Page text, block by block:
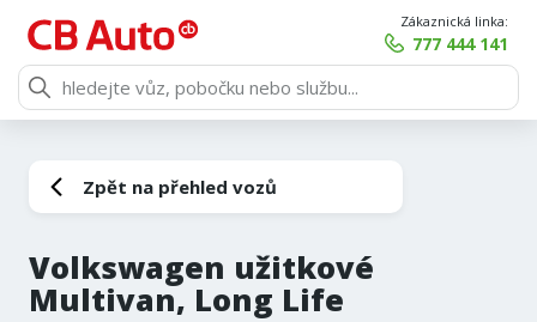
Zákaznická linka:
777 444 141
Zpět na přehled vozů
Volkswagen užitkové
Multivan, Long Life